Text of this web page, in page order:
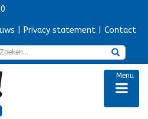
Privacy statement Contact
Menu